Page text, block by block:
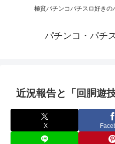
極貧パチンコパチスロ好き
パチンコ・パチ
近況報告と「回胴遊
X